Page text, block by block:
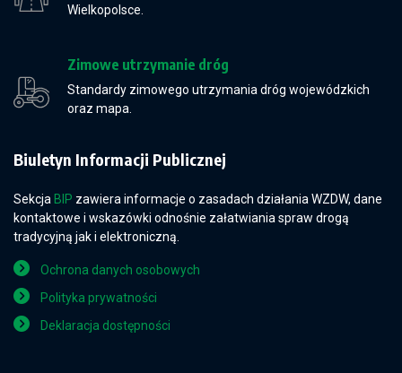
Wielkopolsce.
Zimowe utrzymanie dróg
Standardy zimowego utrzymania dróg wojewódzkich
oraz mapa.
Biuletyn Informacji Publicznej
Sekcja BIP zawiera informacje o zasadach działania WZDW, dane
kontaktowe i wskazówki odnośnie załatwiania spraw drogą
tradycyjną jak i elektroniczną.
Ochrona danych osobowych
Polityka prywatności
Deklaracja dostępności